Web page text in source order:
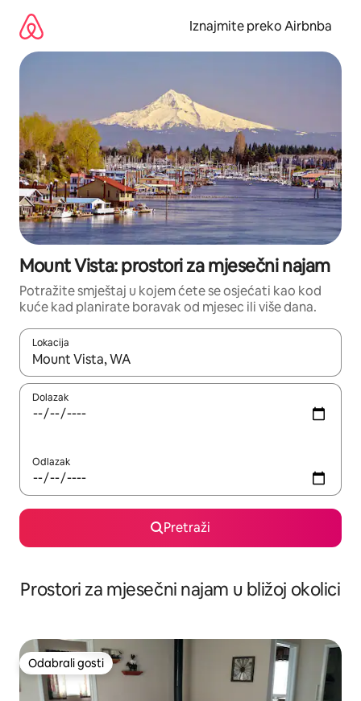
sadržaj
Iznajmite preko Airbnba
Mount Vista: prostori za mjesečni najam
Potražite smještaj u kojem ćete se osjećati kao kod
kuće kad planirate boravak od mjesec ili više dana.
Lokacija
Kada budu dostupni rezultati, moći ćete ih pregledati
Dolazak
Odlazak
Pretraži
Prostori za mjesečni najam u bližoj okolici
Odabrali gosti
Odabrali gosti